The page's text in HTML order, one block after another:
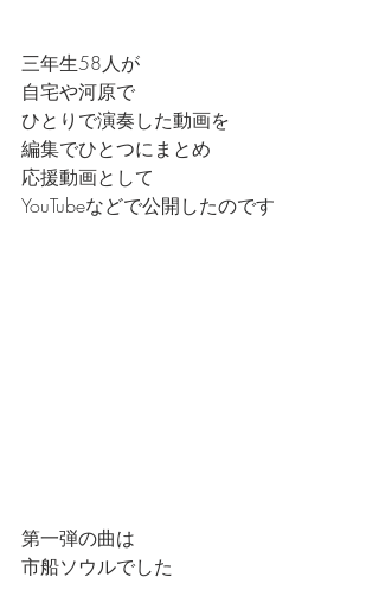
三年生58人が
自宅や河原で
ひとりで演奏した動画を
編集でひとつにまとめ
応援動画として
YouTubeなどで公開したのです
第一弾の曲は
市船ソウルでした